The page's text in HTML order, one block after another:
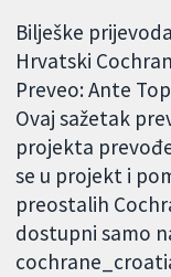
Bilješke prijevoda
Hrvatski
Preveo: Ante
Ovaj sažetak
projekta
se u projekt i
preostalih
dostupni samo